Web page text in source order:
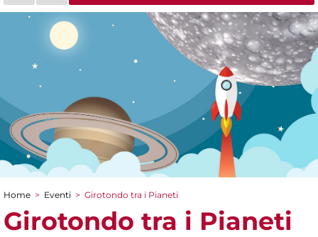
Tu sei qui
Home > Eventi > Girotondo tra i Pianeti
Girotondo tra i Pianeti